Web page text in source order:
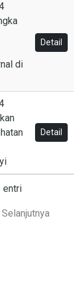
di
Detail
Detail
entri
Selanjutnya